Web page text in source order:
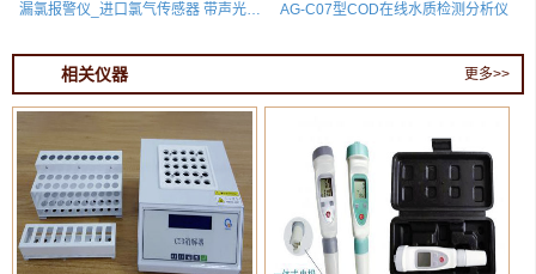
漏氯报警仪_进口氯气传感器 带声光报警 HD-T700X-CL2 AG-C07型COD在线水质检测分析仪
更多>>
相关仪器